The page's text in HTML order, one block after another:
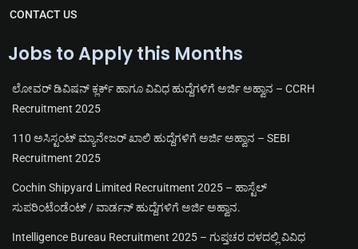
CONTACT US
Jobs to Apply this Months
ಲೋವರ್ ಡಿವಿಷನ್ ಕ್ಲರ್ಕ್ ಹಾಗೂ ವಿವಿಧ ಹುದ್ದೆಗಳಿಗೆ ಅರ್ಜಿ ಅಹ್ವಾನ – CCRH
Recruitment 2025
110 ಅಸಿಸ್ಟಂಟ್ ಮ್ಯಾನೇಜರ್ ಖಾಲಿ ಹುದ್ದೆಗಳಿಗೆ ಅರ್ಜಿ ಅಹ್ವಾನ – SEBI
Recruitment 2025
Cochin Shipyard Limited Recruitment 2025 – ಹಾಸ್ಟೆಲ್
ಸುಪರಿಂಟೆಂಡೆಂಟ್ / ವಾರ್ಡನ್ ಹುದ್ದೆಗಳಿಗೆ ಅರ್ಜಿ ಅಹ್ವಾನ.
Intelligence Bureau Recruitment 2025 – ಗುಪ್ತಚರ ದಳದಲ್ಲಿ ವಿವಿಧ